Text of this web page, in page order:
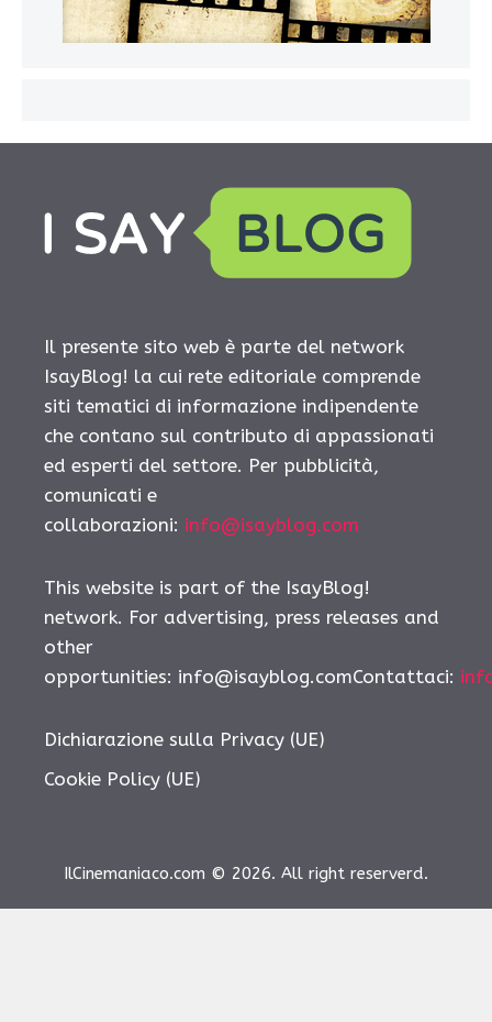
Il presente sito web è parte del network
IsayBlog! la cui rete editoriale comprende
siti tematici di informazione indipendente
che contano sul contributo di appassionati
ed esperti del settore. Per pubblicità,
comunicati e
collaborazioni: info@isayblog.com
This website is part of the IsayBlog!
network. For advertising, press releases and
other
opportunities: info@isayblog.comContattaci:
Dichiarazione sulla Privacy (UE)
Cookie Policy (UE)
IlCinemaniaco.com © 2026. All right reserverd.